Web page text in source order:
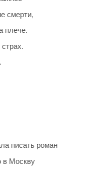
смерти,
плече.
писать роман
в Москву